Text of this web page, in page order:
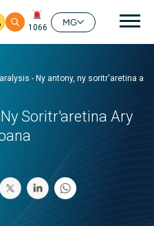
1066
MG
- Ny antony, ny soritr'aretina
Soritr'aretina Ary